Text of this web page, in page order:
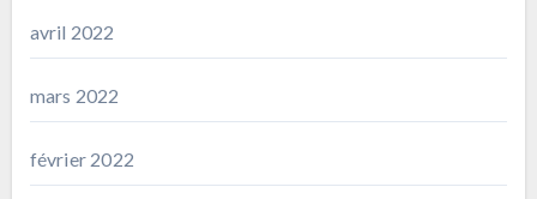
avril 2022
mars 2022
février 2022